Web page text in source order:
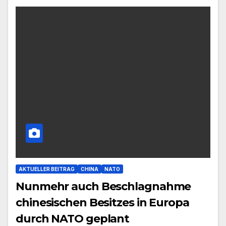
AKTUELLER BEITRAG CHINA NATO
Nunmehr auch Beschlagnahme
chinesischen Besitzes in Europa
durch NATO geplant